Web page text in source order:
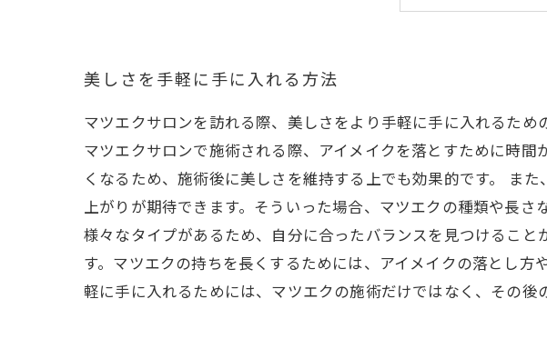
マツエクに
美しさを手軽に手に入れる方法
マツエクサロンを訪れる際、美しさをより手軽に手に入れるた
マツエクサロンで施術される際、アイメイクを落とすために時
くなるため、施術後に美しさを維持する上でも効果的です。 ま
上がりが期待できます。そういった場合、マツエクの種類や長
様々なタイプがあるため、自分に合ったバランスを見つけるこ
す。マツエクの持ちを長くするためには、アイメイクの落とし
軽に手に入れるためには、マツエクの施術だけではなく、その後